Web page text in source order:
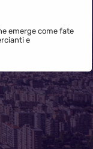
emerge come fate
e